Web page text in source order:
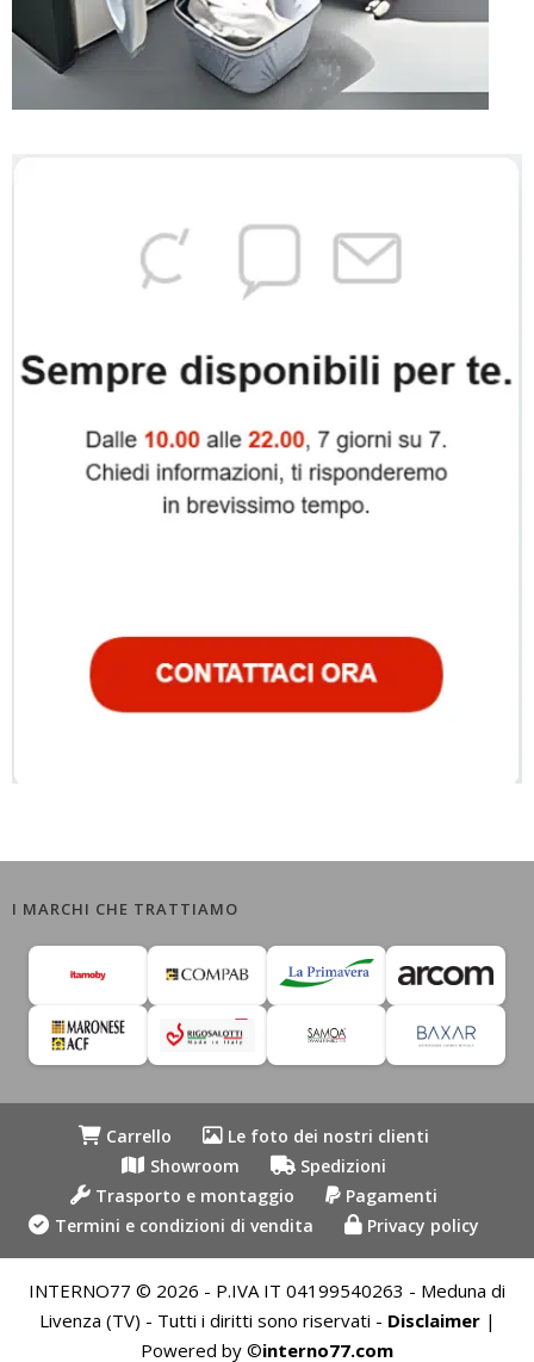
I MARCHI CHE TRATTIAMO
Carrello
Le foto dei nostri clienti
Showroom
Spedizioni
Trasporto e montaggio
Pagamenti
Termini e condizioni di vendita
Privacy policy
INTERNO77 © 2026 - P.IVA IT 04199540263 - Meduna di
Livenza (TV) - Tutti i diritti sono riservati - Disclaimer|
Powered by ©interno77.com